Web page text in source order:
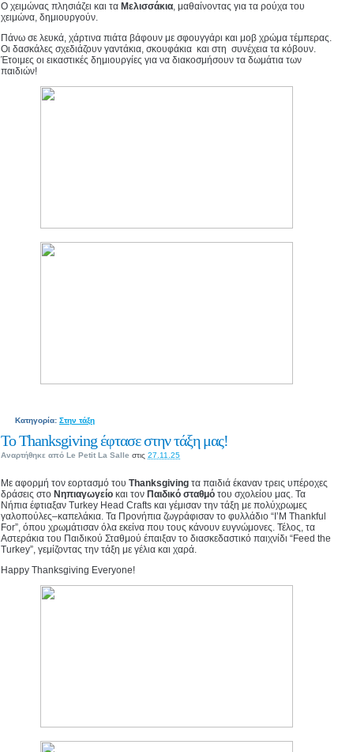
Ο χειμώνας πλησιάζει και τα Μελισσάκια, μαθαίνοντας για τα ρούχα του
χειμώνα, δημιουργούν.
Πάνω σε λευκά, χάρτινα πιάτα βάφουν με σφουγγάρι και μοβ χρώμα τέμπερας.
Οι δασκάλες σχεδιάζουν γαντάκια, σκουφάκια και στη συνέχεια τα κόβουν.
Έτοιμες οι εικαστικές δημιουργίες για να διακοσμήσουν τα δωμάτια των
παιδιών!
Κατηγορία: Στην τάξη
Το Thanksgiving έφτασε στην τάξη μας!
Αναρτήθηκε από Le Petit La Salle στις 27.11.25
Με αφορμή τον εορτασμό του Thanksgiving τα παιδιά έκαναν τρεις υπέροχες
δράσεις στο Νηπιαγωγείο και τον Παιδικό σταθμό του σχολείου μας. Τα
Νήπια έφτιαξαν Turkey Head Crafts και γέμισαν την τάξη με πολύχρωμες
γαλοπούλες–καπελάκια. Τα Προνήπια ζωγράφισαν το φυλλάδιο “I’M Thankful
For”, όπου χρωμάτισαν όλα εκείνα που τους κάνουν ευγνώμονες. Τέλος, τα
Αστεράκια του Παιδικού Σταθμού έπαιξαν το διασκεδαστικό παιχνίδι “Feed the
Turkey”, γεμίζοντας την τάξη με γέλια και χαρά.
Happy Thanksgiving Everyone!